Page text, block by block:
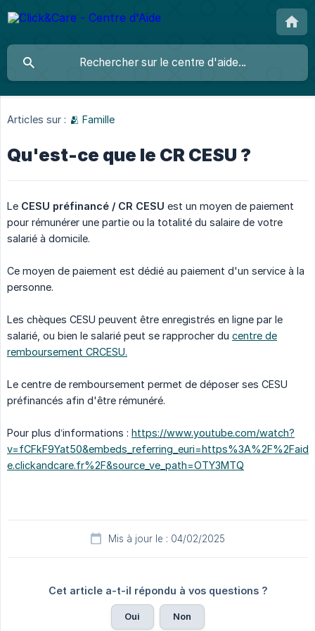
Articles sur : 🫂 Famille
Qu'est-ce que le CR CESU ?
Le CESU préfinancé / CR CESU est un moyen de paiement
pour rémunérer une partie ou la totalité du salaire de votre
salarié à domicile.
Ce moyen de paiement est dédié au paiement d'un service à la
personne.
Les chèques CESU peuvent être enregistrés en ligne par le
salarié, ou bien le salarié peut se rapprocher du centre de
remboursement CRCESU.
Le centre de remboursement permet de déposer ses CESU
préfinancés afin d'être rémunéré.
Pour plus d’informations : https://www.youtube.com/watch?
v=fCFkF9Yat50&embeds_referring_euri=https%3A%2F%2Faid
e.clickandcare.fr%2F&source_ve_path=OTY3MTQ
Mis à jour le : 04/02/2025
Cet article a-t-il répondu à vos questions ?
Oui Non